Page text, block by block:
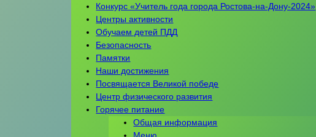
Конкурс «Учитель года города Ростова-на-Дону-2024»
Центры активности
Обучаем детей ПДД
Безопасность
Памятки
Наши достижения
Посвящается Великой победе
Центр физического развития
Горячее питание
Общая информация